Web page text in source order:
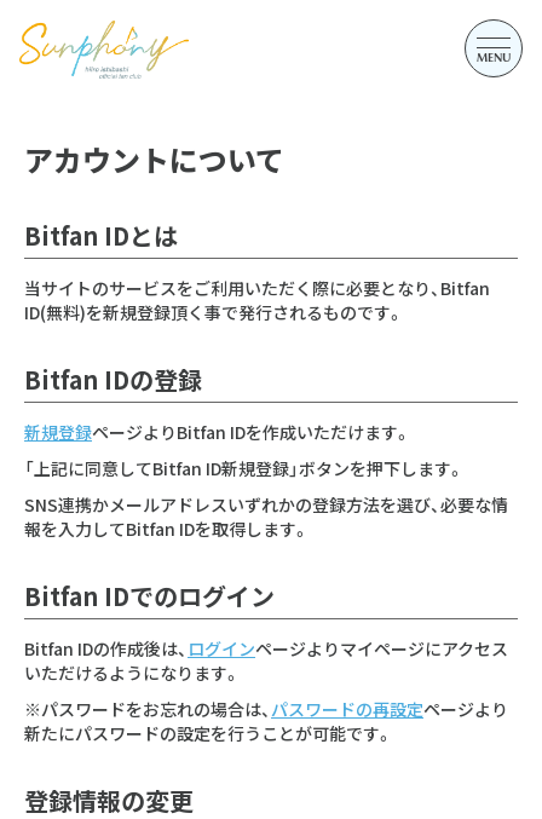
アカウントについて
Bitfan IDとは
当サイトのサービスをご利用いただく際に必要となり、Bitfan
ID(無料)を新規登録頂く事で発行されるものです。
Bitfan IDの登録
新規登録ページよりBitfan IDを作成いただけます。
「上記に同意してBitfan ID新規登録」ボタンを押下します。
SNS連携かメールアドレスいずれかの登録方法を選び、必要な情
報を入力してBitfan IDを取得します。
Bitfan IDでのログイン
Bitfan IDの作成後は、 ログインページよりマイページにアクセス
いただけるようになります。
※パスワードをお忘れの場合は、パスワードの再設定ページより
新たにパスワードの設定を行うことが可能です。
登録情報の変更